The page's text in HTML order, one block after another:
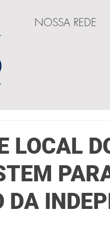
NOSSA REDE
LOCAL
DA